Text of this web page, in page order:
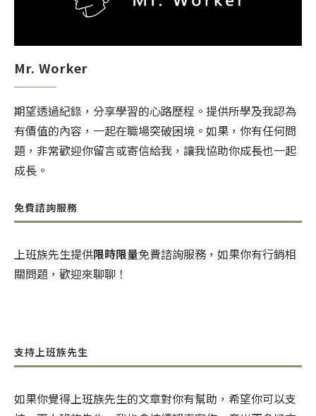
Mr. Worker
期望透過紀錄，分享學習的心路歷程。提供所學及我認為
有價值的內容，一起在職場突破困境。如果，你有任何問
題，非常歡迎你留言或寄信給我，讓我協助你成長也一起
成長。
免費諮詢服務
上班族先生提供限時限量免費諮詢服務，如果你有行銷相
關問題，歡迎來聊聊！
支持上班族先生
如果你覺得上班族先生的文章對你有幫助，希望你可以支